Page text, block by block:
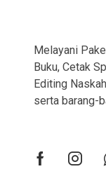
Melayani
Buku, Cetak
Editing
serta barang-